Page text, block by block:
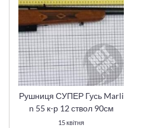
Рушниця СУПЕР Гусь Marli
n 55 к-р 12 ствол 90см
15 квітня